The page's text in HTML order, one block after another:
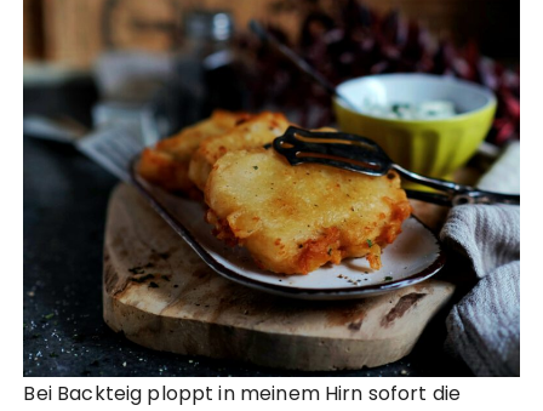
Bei Backteig ploppt in meinem Hirn sofort die